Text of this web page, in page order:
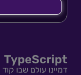
TypeScript
דמיינו עולם שבו